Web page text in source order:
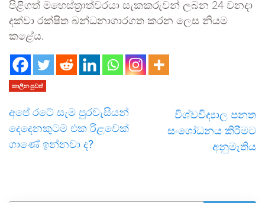
පිළිගත් මහෙස්ත්‍රාත්වරයා සැකකරුවන් ලබන 24 වනදා
දක්වා රක්ෂිත බන්ධනාගාරගත කරන ලෙස නියම
කළේය.
කාලීන පුවත්
අපේ රටේ සැම පුරවැසියන්
දෙදෙනකුටම එක රිළවෙක්
ගාණේ ඉන්නවා ද?
විශ්වවිද්‍යාල පනත
සංශෝධනය කිරීමට
අනුමැතිය